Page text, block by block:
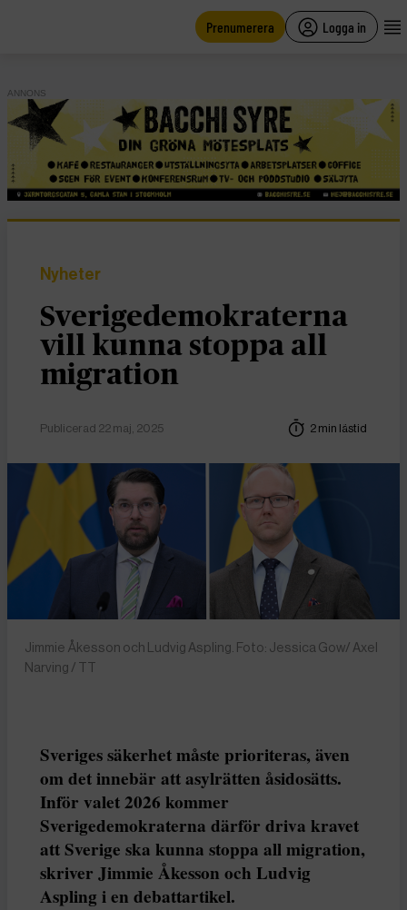
Prenumerera Logga in
ANNONS
Nyheter
Sverigedemokraterna
vill kunna stoppa all
migration
Publicerad 22 maj, 2025 2 min lästid
Jimmie Åkesson och Ludvig Aspling. Foto: Jessica Gow/ Axel
Narving / TT
Sveriges säkerhet måste prioriteras, även
om det innebär att asylrätten åsidosätts.
Inför valet 2026 kommer
Sverigedemokraterna därför driva kravet
att Sverige ska kunna stoppa all migration,
skriver Jimmie Åkesson och Ludvig
Aspling i en debattartikel.